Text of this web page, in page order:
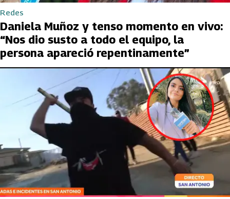
Redes
Daniela Muñoz y tenso momento en vivo:
“Nos dio susto a todo el equipo, la
persona apareció repentinamente”